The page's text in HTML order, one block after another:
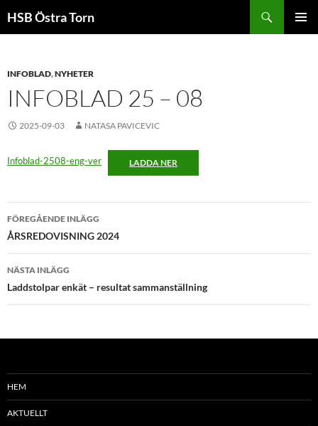
HSB Östra Torn
INFOBLAD,NYHETER
INFOBLAD 25 – 08
2025-09-03 NATASA PAVICEVIC
Infoblad-2508-eng-ver LADDA NER
Inläggsnavigering
FÖREGÅENDE INLÄGG
ÅRSREDOVISNING 2024
NÄSTA INLÄGG
Laddstolpar enkät – resultat sammanställning
HEM
AKTUELLT